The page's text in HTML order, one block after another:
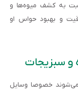
به کشف میوه‌ها و
و بهبود حواس او
و سبزیجات
می‌شوند خصوصا وسایل